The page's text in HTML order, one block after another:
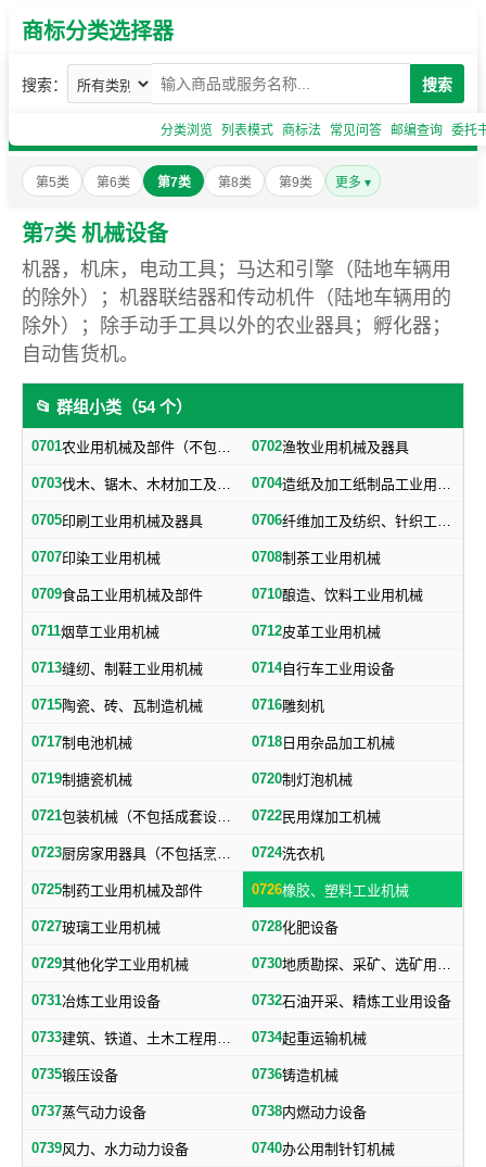
商标分类选择器
搜索： 搜索
分类浏览 列表模式 商标法 常见问答 邮编查询 委托
第5类 第6类 第7类 第8类 第9类 更多 ▾
第7类 机械设备
机器，机床，电动工具；马达和引擎（陆地车辆用
的除外）；机器联结器和传动机件（陆地车辆用的
除外）；除手动手工具以外的农业器具；孵化器；
自动售货机。
📂 群组小类（54 个）
0701 农业用机械及部件（不包括小农具） 0702渔牧业用机械及器具
0703 伐木、锯木、木材加工及火柴生产用机械及器具 0704 造纸及加工纸制品工业用机械及器具
0705印刷工业用机械及器具 0706 纤维加工及纺织、针织工业用机械及部件
0707印染工业用机械 0708制茶工业用机械
0709食品工业用机械及部件 0710酿造、饮料工业用机械
0711烟草工业用机械 0712皮革工业用机械
0713缝纫、制鞋工业用机械 0714自行车工业用设备
0715陶瓷、砖、瓦制造机械 0716雕刻机
0717制电池机械 0718 日用杂品加工机械
0719制搪瓷机械 0720制灯泡机械
0721 包装机械（不包括成套设备专用包装机械） 0722民用煤加工机械
0723 厨房家用器具（不包括烹调、电气加热设备及厨房手工具） 0724洗衣机
0725制药工业用机械及部件 0726橡胶、塑料工业机械
0727玻璃工业用机械 0728化肥设备
0729其他化学工业用机械 0730 地质勘探、采矿、选矿用机械
0731冶炼工业用设备 0732石油开采、精炼工业用设备
0733 建筑、铁道、土木工程用机械 0734起重运输机械
0735锻压设备 0736铸造机械
0737蒸气动力设备 0738内燃动力设备
0739风力、水力动力设备 0740办公用制针钉机械